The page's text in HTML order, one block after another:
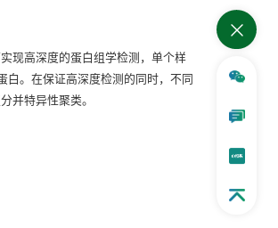
现高深度的蛋白组学检测，单个样
白。在保证高深度检测的同时，不同
并特异性聚类。